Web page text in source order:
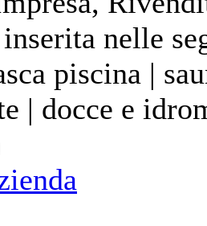
nelle
piscina |
| docce e